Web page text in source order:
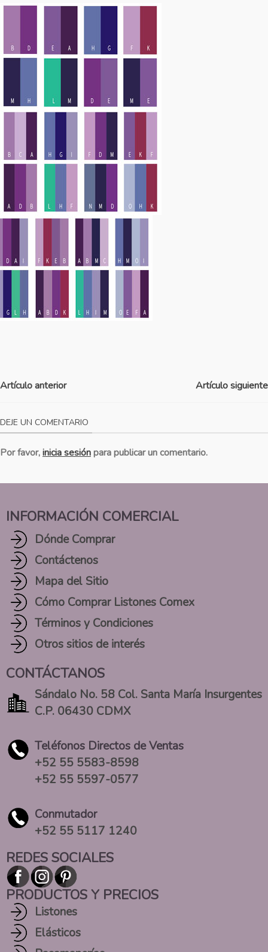
Artículo anterior Artículo siguiente
DEJE UN COMENTARIO
Por favor,inicia sesiónpara publicar un comentario.
INFORMACIÓN COMERCIAL
Dónde Comprar
Contáctenos
Mapa del Sitio
Cómo Comprar Listones Comex
Términos y Condiciones
Otros sitios de interés
CONTÁCTANOS
Sándalo No. 58 Col. Santa María Insurgentes
C.P. 06430 CDMX
Teléfonos Directos de Ventas
+52 55 5583-8598
+52 55 5597-0577
Conmutador
+52 55 5117 1240
REDES SOCIALES
PRODUCTOS Y PRECIOS
Listones
Elásticos